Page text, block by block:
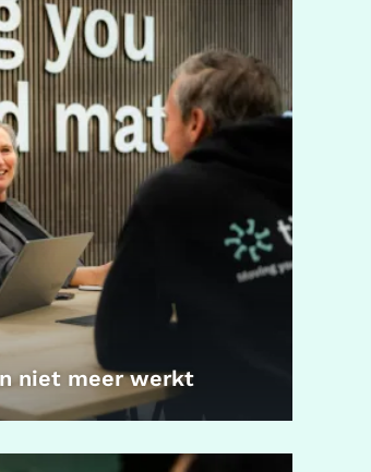
niet meer werkt